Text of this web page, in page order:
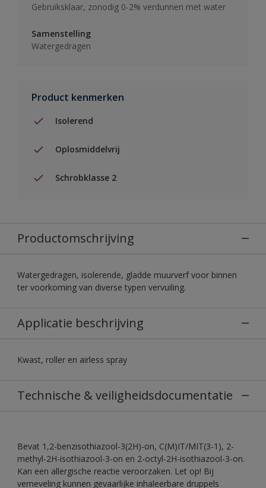
Gebruiksklaar, zonodig 0-2% verdunnen met water
Samenstelling
Watergedragen
Product kenmerken
Isolerend
Oplosmiddelvrij
Schrobklasse 2
Productomschrijving
Watergedragen, isolerende, gladde muurverf voor binnen
ter voorkoming van diverse typen vervuiling.
Applicatie beschrijving
Kwast, roller en airless spray
Technische & veiligheidsdocumentatie
Bevat 1,2-benzisothiazool-3(2H)-on, C(M)IT/MIT(3-1), 2-
methyl-2H-isothiazool-3-on en 2-octyl-2H-isothiazool-3-on.
Kan een allergische reactie veroorzaken. Let op! Bij
verneveling kunnen gevaarlijke inhaleerbare druppels